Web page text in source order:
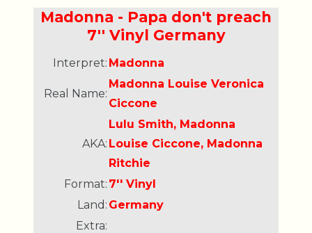
Madonna - Papa don't preach
7'' Vinyl Germany
Interpret: Madonna
Real Name:
Madonna Louise Veronica
Ciccone
AKA:
Lulu Smith, Madonna
Louise Ciccone, Madonna
Ritchie
Format: 7'' Vinyl
Land: Germany
Extra: